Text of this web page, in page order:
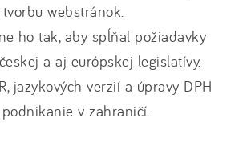
tvorbu webstránok.
ho tak, aby spĺňal požiadavky
a aj európskej legislatívy.
jazykových verzií a úpravy DPH
v zahraničí.